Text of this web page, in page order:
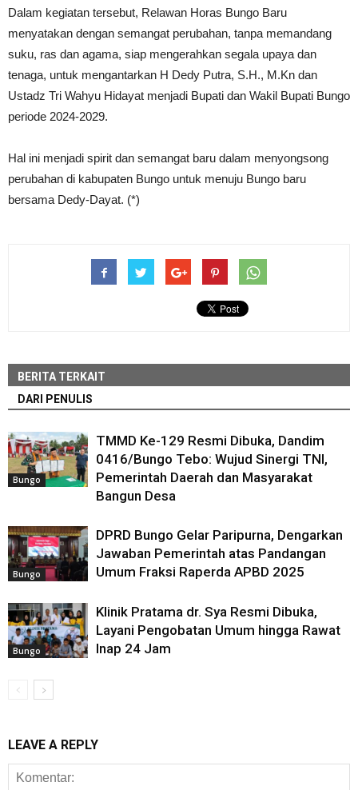
Dalam kegiatan tersebut, Relawan Horas Bungo Baru
menyatakan dengan semangat perubahan, tanpa memandang
suku, ras dan agama, siap mengerahkan segala upaya dan
tenaga, untuk mengantarkan H Dedy Putra, S.H., M.Kn dan
Ustadz Tri Wahyu Hidayat menjadi Bupati dan Wakil Bupati Bungo
periode 2024-2029.
Hal ini menjadi spirit dan semangat baru dalam menyongsong
perubahan di kabupaten Bungo untuk menuju Bungo baru
bersama Dedy-Dayat. (*)
BERITA TERKAIT
DARI PENULIS
Bungo
TMMD Ke-129 Resmi Dibuka, Dandim
0416/Bungo Tebo: Wujud Sinergi TNI,
Pemerintah Daerah dan Masyarakat
Bangun Desa
Bungo
DPRD Bungo Gelar Paripurna, Dengarkan
Jawaban Pemerintah atas Pandangan
Umum Fraksi Raperda APBD 2025
Bungo
Klinik Pratama dr. Sya Resmi Dibuka,
Layani Pengobatan Umum hingga Rawat
Inap 24 Jam
LEAVE A REPLY